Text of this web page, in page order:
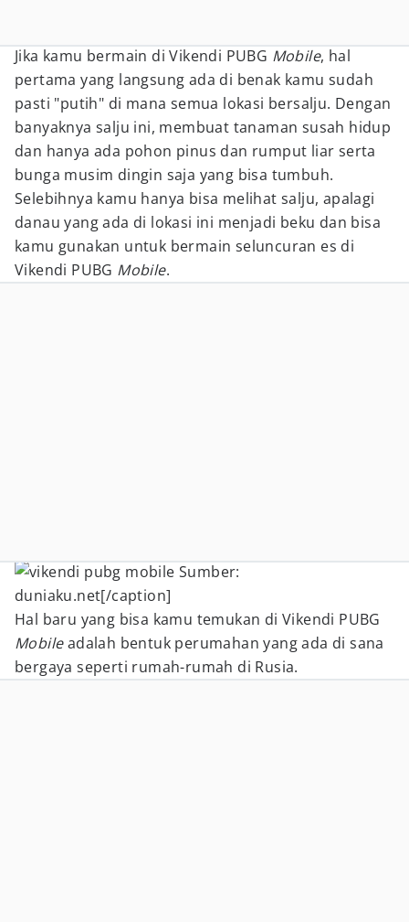
Jika kamu bermain di Vikendi PUBG Mobile, hal
pertama yang langsung ada di benak kamu sudah
pasti "putih" di mana semua lokasi bersalju. Dengan
banyaknya salju ini, membuat tanaman susah hidup
dan hanya ada pohon pinus dan rumput liar serta
bunga musim dingin saja yang bisa tumbuh.
Selebihnya kamu hanya bisa melihat salju, apalagi
danau yang ada di lokasi ini menjadi beku dan bisa
kamu gunakan untuk bermain seluncuran es di
Vikendi PUBG Mobile.
Sumber:
duniaku.net[/caption]
Hal baru yang bisa kamu temukan di Vikendi PUBG
Mobileadalah bentuk perumahan yang ada di sana
bergaya seperti rumah-rumah di Rusia.